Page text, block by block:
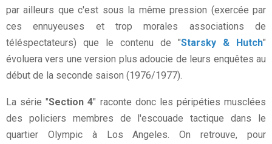
par ailleurs que c'est sous la même pression (exercée par
ces ennuyeuses et trop morales associations de
téléspectateurs) que le contenu de "Starsky & Hutch"
évoluera vers une version plus adoucie de leurs enquêtes au
début de la seconde saison (1976/1977).
La série "Section 4" raconte donc les péripéties musclées
des policiers membres de l'escouade tactique dans le
quartier Olympic à Los Angeles. On retrouve, pour